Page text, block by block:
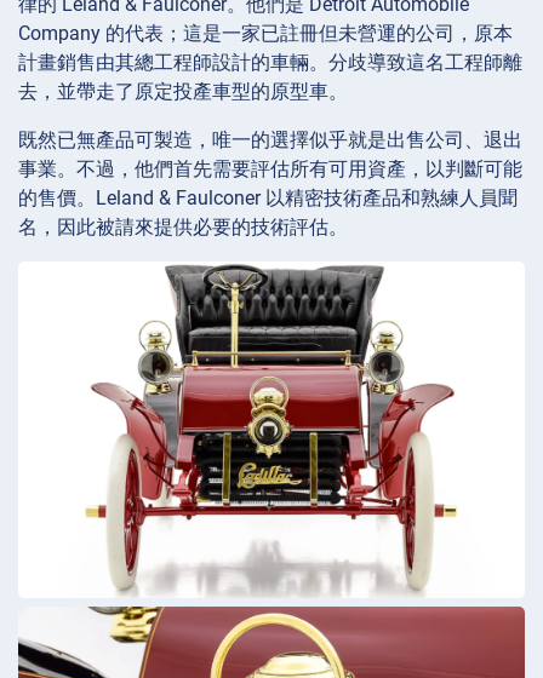
Company 的代表；這是一家已註冊但未營運的公司，原本
計畫銷售由其總工程師設計的車輛。分歧導致這名工程師離
去，並帶走了原定投產車型的原型車。
既然已無產品可製造，唯一的選擇似乎就是出售公司、退出
事業。不過，他們首先需要評估所有可用資產，以判斷可能
的售價。Leland & Faulconer 以精密技術產品和熟練人員聞
名，因此被請來提供必要的技術評估。